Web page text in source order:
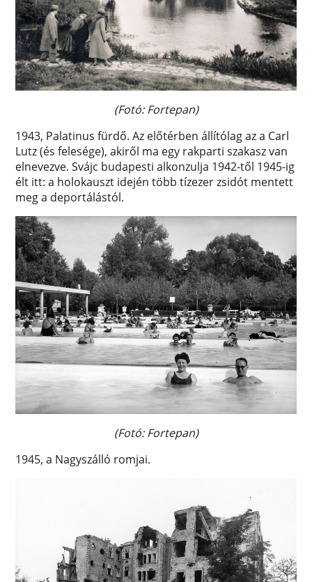
(Fotó: Fortepan)
1943, Palatinus fürdő. Az előtérben állítólag az a Carl
Lutz (és felesége), akiről ma egy rakparti szakasz van
elnevezve. Svájc budapesti alkonzulja 1942-től 1945-ig
élt itt: a holokauszt idején több tízezer zsidót mentett
meg a deportálástól.
(Fotó: Fortepan)
1945, a Nagyszálló romjai.